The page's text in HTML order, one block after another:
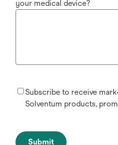
your medical device?
Subscribe to receive
Solventum products,
Submit